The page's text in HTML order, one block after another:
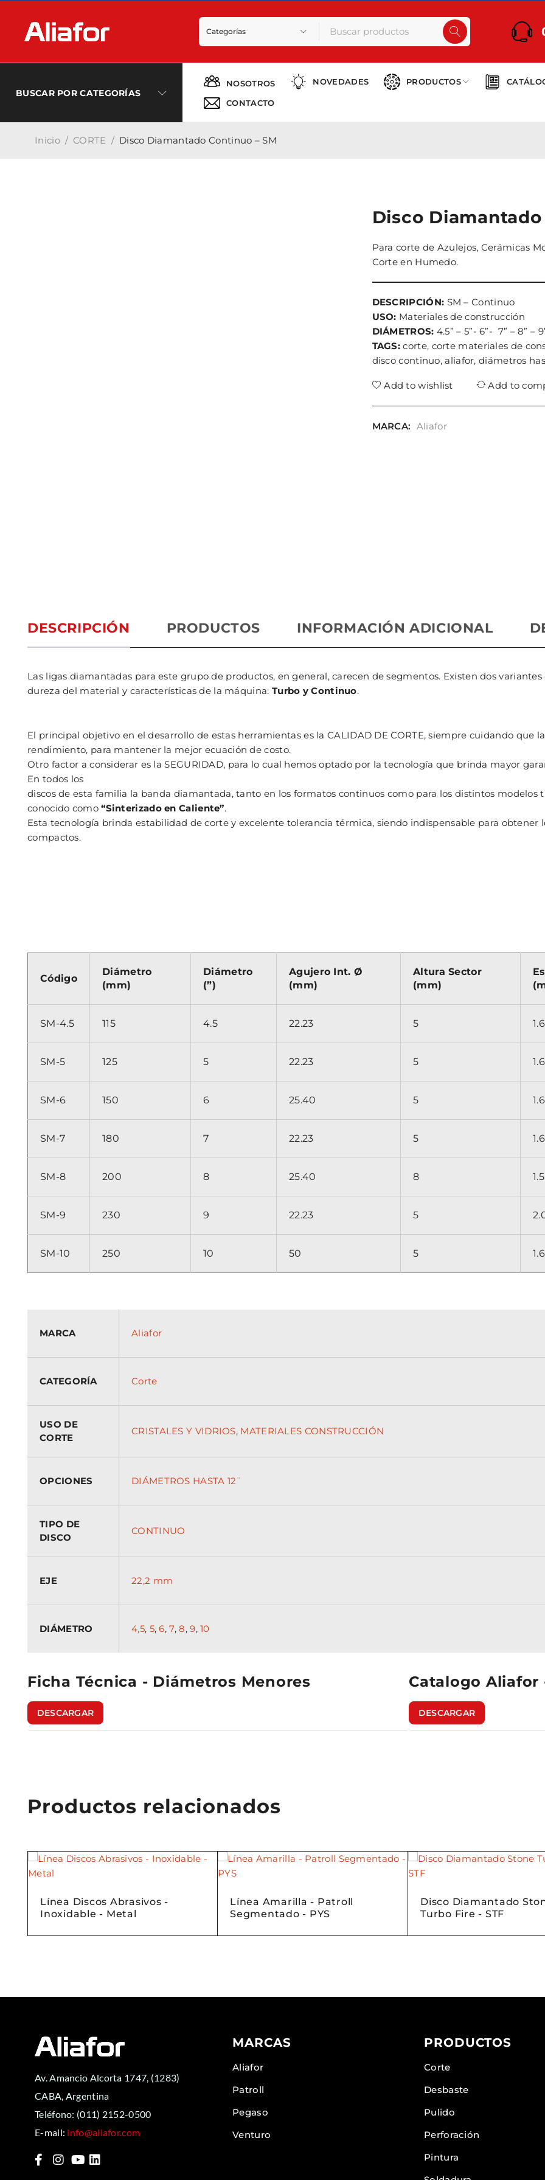
BUSCAR POR CATEGORÍAS
NOSOTROS NOVEDADES PRODUCTOS
CONTACTO
Inicio / CORTE / Disco Diamantado Continuo – SM
Disco
Para corte de Azulejos, Cerámicas
Corte en Humedo.
DESCRIPCIÓN: SM – Continuo
USO: Materiales de construcción
DIÁMETROS: 4.5” – 5”- 6”- 7” – 8” –
TAGS:corte, corte materiales de
disco continuo, aliafor, diámetros
Add to wishlist Add to
MARCA: Aliafor
DESCRIPCIÓN PRODUCTOS INFORMACIÓN ADICIONAL
Las ligas diamantadas para este grupo de productos, en general, carecen de segmentos. Existen dos
dureza del material y características de la máquina: Turbo y Continuo.
El principal objetivo en el desarrollo de estas herramientas es la CALIDAD DE CORTE, siempre cuidando que
rendimiento, para mantener la mejor ecuación de costo.
Otro factor a considerar es la SEGURIDAD, para lo cual hemos optado por la tecnología que brinda mayor
En todos los
discos de esta familia la banda diamantada, tanto en los formatos continuos como para los distintos modelos
conocido como“Sinterizado en Caliente”.
Esta tecnología brinda estabilidad de corte y excelente tolerancia térmica, siendo indispensable para obtener
compactos.
Código
Diámetro
(mm)
Diámetro
(”)
Agujero Int. Ø
(mm)
Altura Sector
(mm)
SM-4.5 115 4.5 22.23 5 1.6
SM-5 125 5 22.23 5 1.6
SM-6 150 6 25.40 5 1.6
SM-7 180 7 22.23 5 1.6
SM-8 200 8 25.40 8 1.5
SM-9 230 9 22.23 5
SM-10 250 10 50 5 1.6
MARCA Aliafor
CATEGORÍA Corte
USO DE
CORTE
CRISTALES Y VIDRIOS, MATERIALES CONSTRUCCIÓN
OPCIONES DIÁMETROS HASTA 12¨
TIPO DE
DISCO
CONTINUO
EJE 22,2 mm
DIÁMETRO 4,5, 5,6,7,8,9,10
Ficha Técnica - Diámetros Menores
DESCARGAR
Catalogo Aliafor
DESCARGAR
Productos relacionados
Línea Discos Abrasivos -
Inoxidable - Metal
Línea Amarilla - Patroll
Segmentado - PYS
Disco Diamantado
Turbo Fire - STF
Av. Amancio Alcorta 1747, (1283)
CABA, Argentina
Teléfono: (011) 2152-0500
E-mail: info@aliafor.com
MARCAS
Aliafor
Patroll
Pegaso
Venturo
PRODUCTOS
Corte
Desbaste
Pulido
Perforación
Pintura